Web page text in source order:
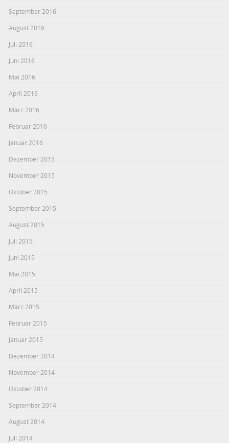
September 2016
August 2016
Juli 2016
Juni 2016
Mai 2016
April 2016
März 2016
Februar 2016
Januar 2016
Dezember 2015
November 2015
Oktober 2015
September 2015
August 2015
Juli 2015
Juni 2015
Mai 2015
April 2015
März 2015
Februar 2015
Januar 2015
Dezember 2014
November 2014
Oktober 2014
September 2014
August 2014
Juli 2014